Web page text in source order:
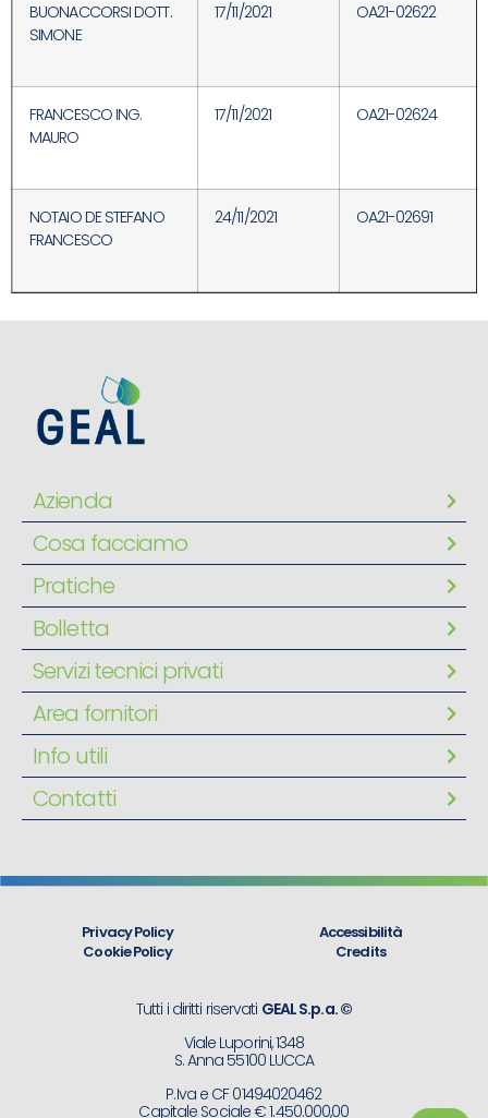
BUONACCORSI DOTT.
SIMONE
17/11/2021 OA21-02622
FRANCESCO ING.
MAURO
17/11/2021 OA21-02624
NOTAIO DE STEFANO
FRANCESCO
24/11/2021 OA21-02691
Azienda
Cosa facciamo
Pratiche
Bolletta
Servizi tecnici privati
Area fornitori
Info utili
Contatti
Privacy Policy
Cookie Policy
Accessibilità
Credits
Tutti i diritti riservati GEAL S.p.a. ©
Viale Luporini, 1348
S. Anna 55100 LUCCA
P.Iva e CF 01494020462
Capitale Sociale € 1.450.000,00